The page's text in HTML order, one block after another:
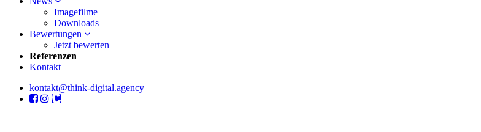
Imagefilme
Downloads
Bewertungen
Jetzt bewerten
Referenzen
Kontakt
kontakt@think-digital.agency